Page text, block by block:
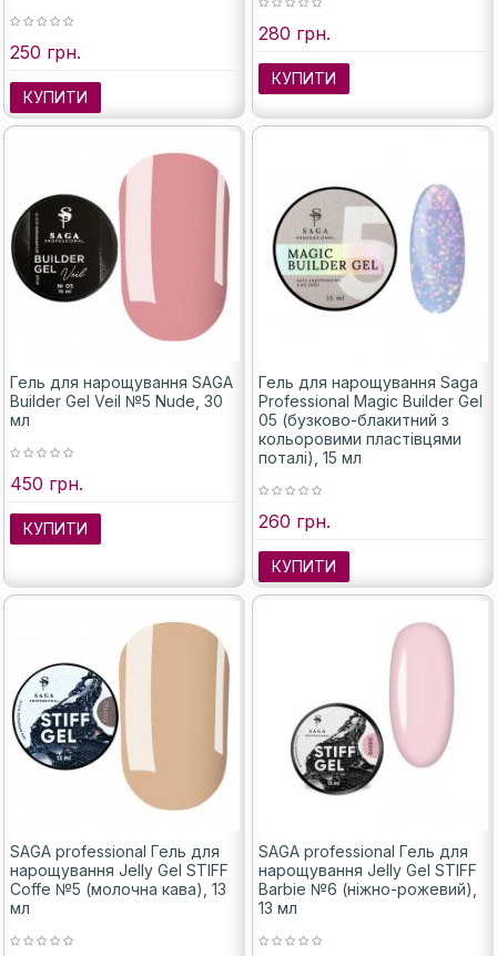
250 грн.
КУПИТИ
280 грн.
КУПИТИ
Гель для нарощування SAGA
Builder Gel Veil №5 Nude, 30
мл
450 грн.
КУПИТИ
Гель для нарощування Saga
Professional Magic Builder Gel
05 (бузково-блакитний з
кольоровими пластівцями
поталі), 15 мл
260 грн.
КУПИТИ
SAGA professional Гель для
нарощування Jelly Gel STIFF
Coffe №5 (молочна кава), 13
мл
SAGA professional Гель для
нарощування Jelly Gel STIFF
Barbie №6 (ніжно-рожевий),
13 мл